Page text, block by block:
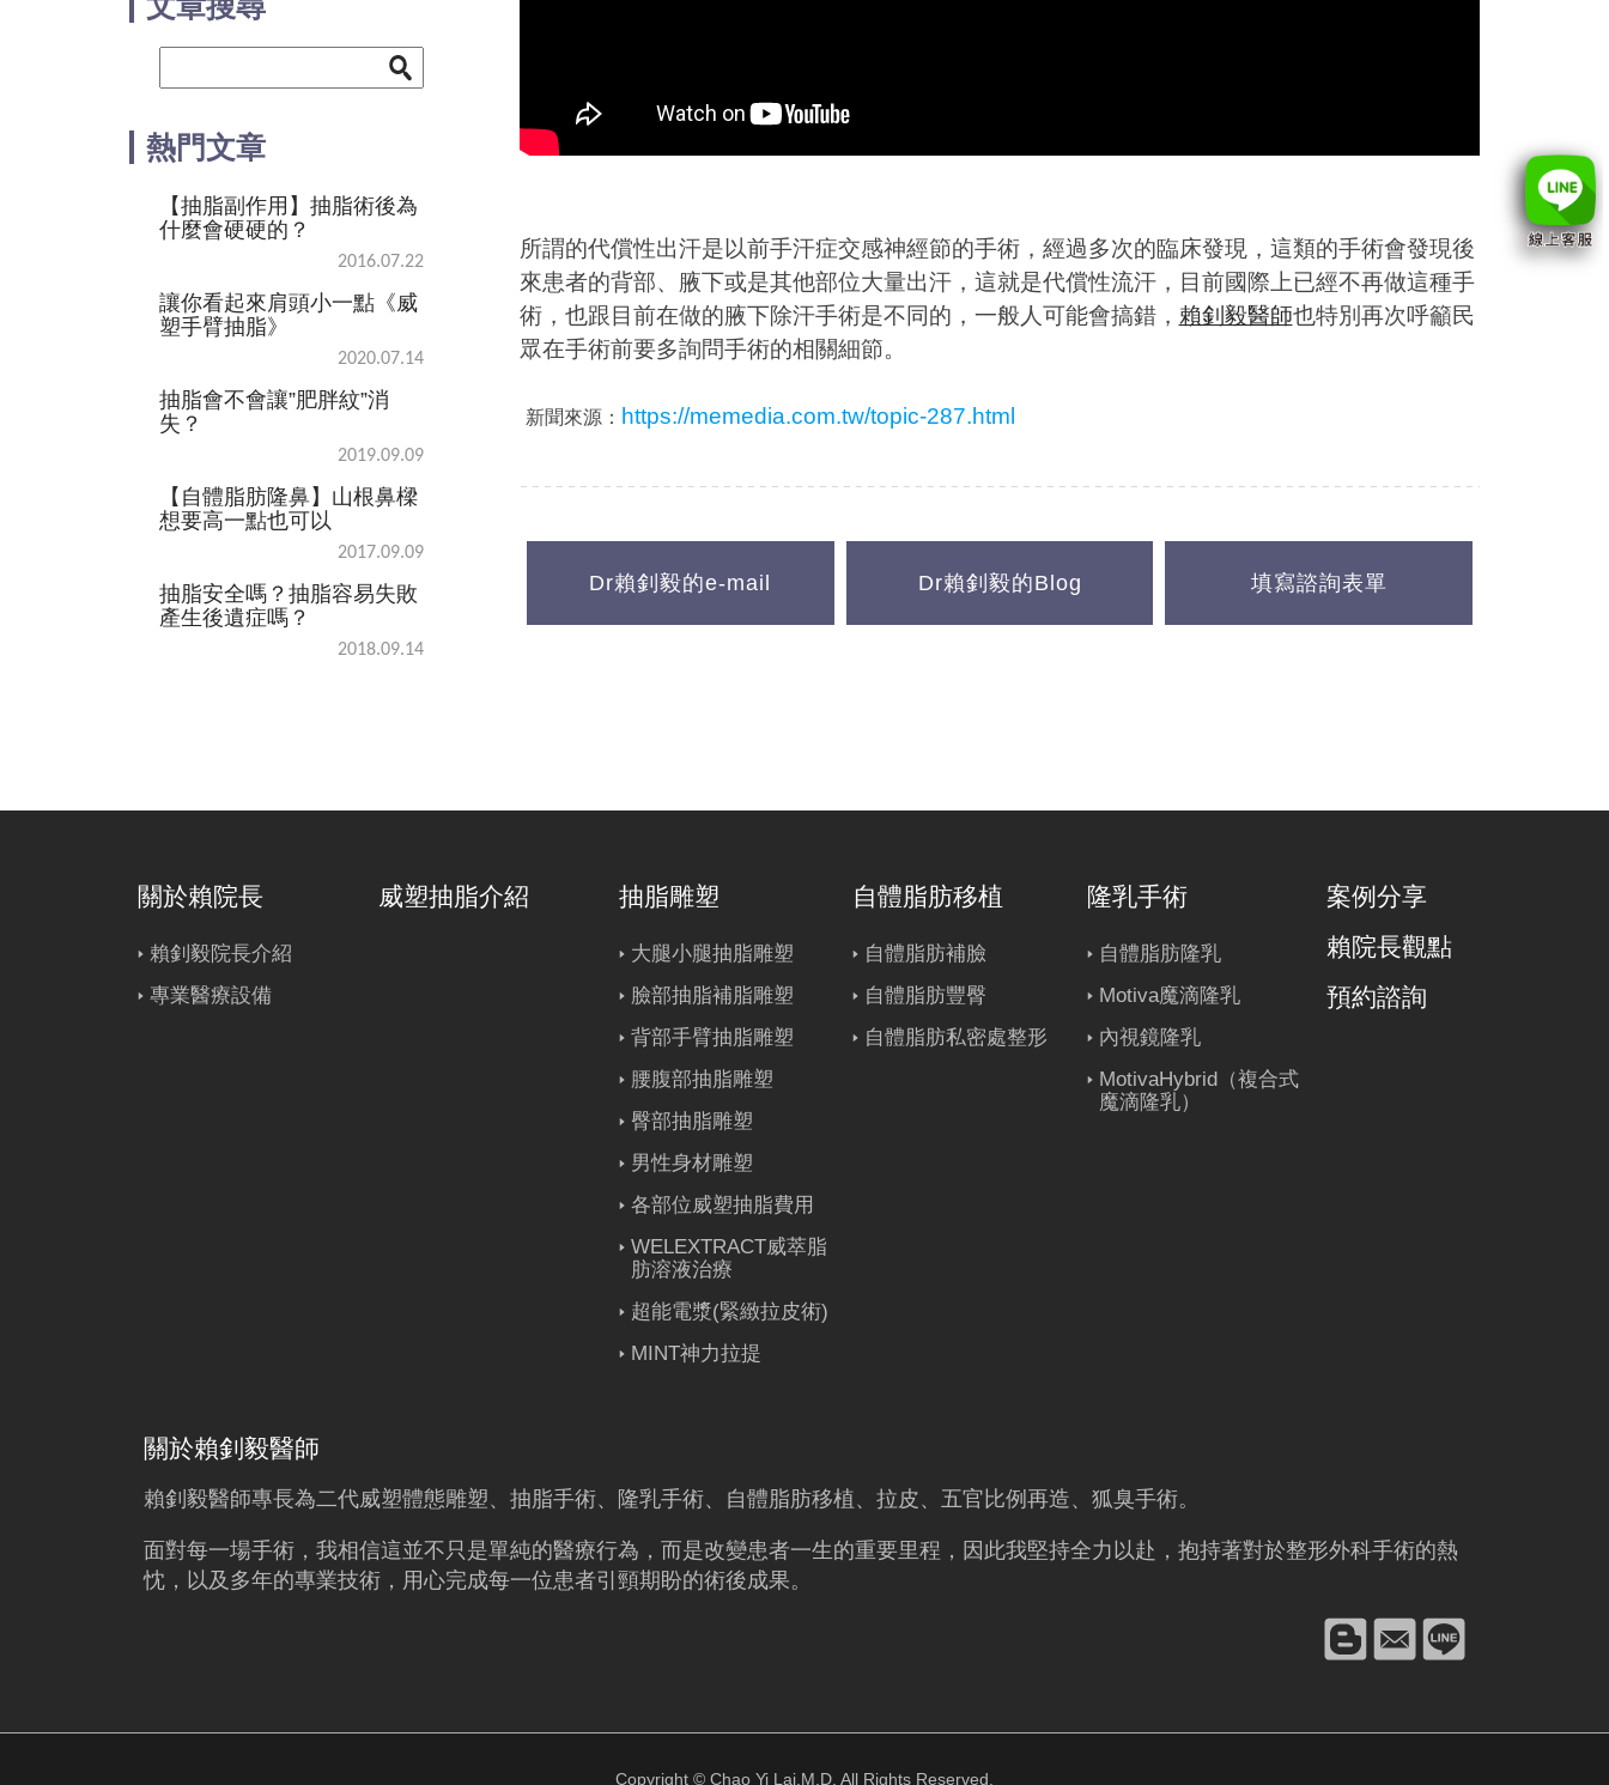
所謂的代償性出汗是以前手汗症交感神經節的手術，經過多次的臨床發現，這類的手術會發現後
來患者的背部、腋下或是其他部位大量出汗，這就是代償性流汗，目前國際上已經不再做這種手
術，也跟目前在做的腋下除汗手術是不同的，一般人可能會搞錯， 賴釗毅醫師也特別再次呼籲民
眾在手術前要多詢問手術的相關細節。
新聞來源： https://memedia.com.tw/topic-287.html
Dr賴釗毅的e-mail Dr賴釗毅的Blog 填寫諮詢表單
熱門文章
【抽脂副作用】抽脂術後為
什麼會硬硬的？
2016.07.22
讓你看起來肩頭小一點《威
塑手臂抽脂》
2020.07.14
抽脂會不會讓”肥胖紋”消
失？
2019.09.09
【自體脂肪隆鼻】山根鼻樑
想要高一點也可以
2017.09.09
抽脂安全嗎？抽脂容易失敗
產生後遺症嗎？
2018.09.14
關於賴院長
賴釗毅院長介紹
專業醫療設備
威塑抽脂介紹 抽脂雕塑
大腿小腿抽脂雕塑
臉部抽脂補脂雕塑
背部手臂抽脂雕塑
腰腹部抽脂雕塑
臀部抽脂雕塑
男性身材雕塑
各部位威塑抽脂費用
WELEXTRACT威萃脂
肪溶液治療
超能電漿(緊緻拉皮術)
MINT神力拉提
自體脂肪移植
自體脂肪補臉
自體脂肪豐臀
自體脂肪私密處整形
隆乳手術
自體脂肪隆乳
Motiva魔滴隆乳
內視鏡隆乳
MotivaHybrid（複合式
魔滴隆乳）
案例分享
賴院長觀點
預約諮詢
關於賴釗毅醫師
賴釗毅醫師專長為二代威塑體態雕塑、 抽脂手術、 隆乳手術、 自體脂肪移植、拉皮、五官比例再造、狐臭手術。
面對每一場手術，我相信這並不只是單純的醫療行為，而是改變患者一生的重要里程，因此我堅持全力以赴，抱持著對於整形外科手術的熱
忱，以及多年的專業技術，用心完成每一位患者引頸期盼的術後成果。
Copyright © Chao Yi Lai,M.D. All Rights Reserved.